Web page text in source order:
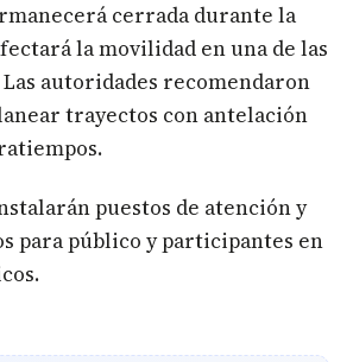
cerrada durante la
la movilidad en una de las
autoridades recomendaron
trayectos con antelación
puestos de atención y
para público y participantes en